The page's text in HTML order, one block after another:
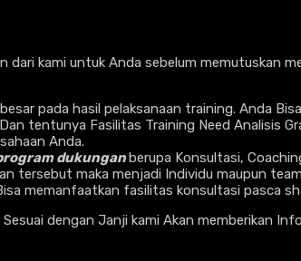
dari kami untuk Anda sebelum memutuskan
pada hasil pelaksanaan training. Anda
tentunya Fasilitas Training Need Analisis
Anda.
dukunganberupa Konsultasi,
tersebut maka menjadi Individu maupun
memanfaatkan fasilitas konsultasi pasca
dengan Janji kami Akan memberikan